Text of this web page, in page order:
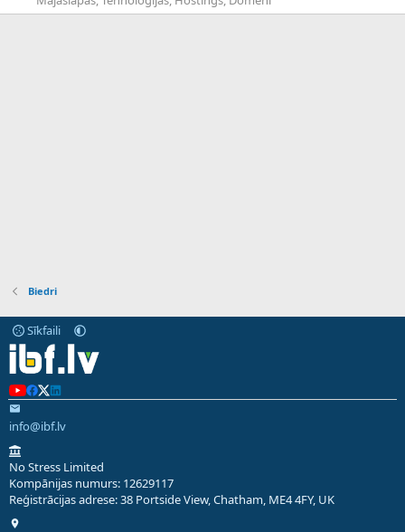
Biedri
Sīkfaili
info@ibf.lv
No Stress Limited
Kompānijas numurs: 12629117
Reģistrācijas adrese: 38 Portside View, Chatham, ME4 4FY, UK